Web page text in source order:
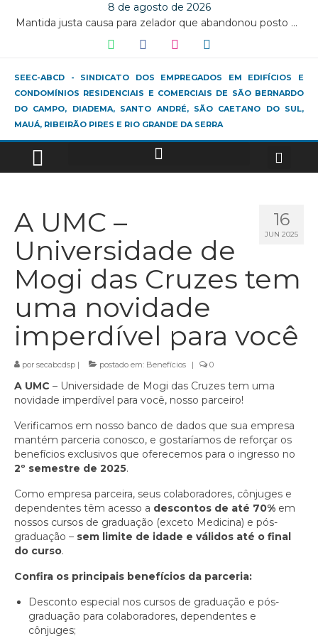
8 de agosto de 2026
Mantida justa causa para zelador que abandonou posto de trabalho na véspera de Natal
SEEC-ABCD - SINDICATO DOS EMPREGADOS EM EDIFÍCIOS E
CONDOMÍNIOS RESIDENCIAIS E COMERCIAIS DE SÃO BERNARDO
DO CAMPO, DIADEMA, SANTO ANDRÉ, SÃO CAETANO DO SUL,
MAUÁ, RIBEIRÃO PIRES E RIO GRANDE DA SERRA
16
JUN 2025
A UMC –
Universidade de
Mogi das Cruzes tem
uma novidade
imperdível para você
por secabcdsp | postado em: Benefícios | 0
A UMC – Universidade de Mogi das Cruzes tem uma
novidade imperdível para você, nosso parceiro!
Verificamos em nosso banco de dados que sua empresa
mantém parceria conosco, e gostaríamos de reforçar os
benefícios exclusivos que oferecemos para o ingresso no
2º semestre de 2025.
Como empresa parceira, seus colaboradores, cônjuges e
dependentes têm acesso a descontos de até 70% em
nossos cursos de graduação (exceto Medicina) e pós-
graduação – sem limite de idade e válidos até o final
do curso.
Confira os principais benefícios da parceria:
Desconto especial nos cursos de graduação e pós-
graduação para colaboradores, dependentes e
cônjuges;